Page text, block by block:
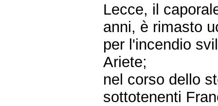
Lecce, il
anni, è rimasto
per l'incendio
Ariete;
nel corso dello
sottotenenti